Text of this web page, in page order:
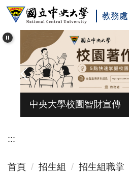
跳
主
教務處
中央大學校園智財宣傳
:::
首頁 招生組 招生組職掌